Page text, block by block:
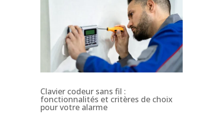
Clavier codeur sans fil :
fonctionnalités et critères de choix
pour votre alarme